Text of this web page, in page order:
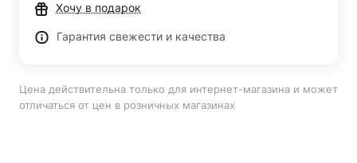
Хочу в подарок
Гарантия свежести и качества
Цена действительна только для интернет-магазина и может
отличаться от цен в розничных магазинах